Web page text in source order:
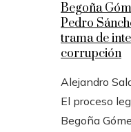
Begoña
Pedro
trama de
corrupción
Alejandro
El proceso
Begoña